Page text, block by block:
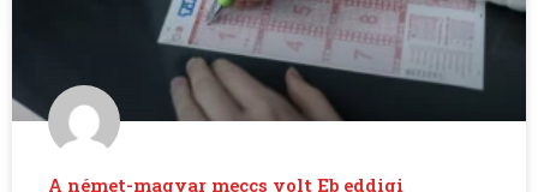
A német-magyar meccs volt Eb eddigi